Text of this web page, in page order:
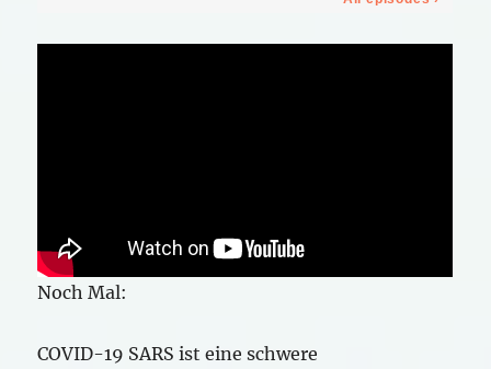
Noch Mal:
COVID-19 SARS ist eine schwere